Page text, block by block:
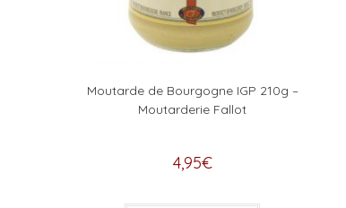
Moutarde de Bourgogne IGP 210g –
Moutarderie Fallot
4,95€